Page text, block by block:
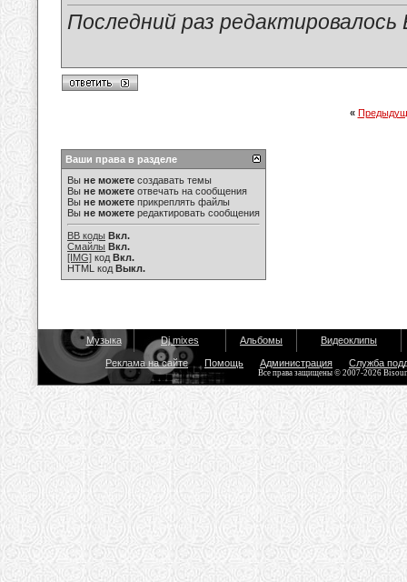
Последний раз
«
Ваши права в разделе
Вы не можете создавать темы
Вы не можете отвечать на сообщения
Вы не можете прикреплять файлы
Вы не можете редактировать сообщения
BB коды Вкл.
Смайлы Вкл.
[IMG] код Вкл.
HTML код Выкл.
Музыка Dj mixes Альбомы Видеоклипы
Реклама на сайте Помощь Администрация Служба
Все права защищены © 2007-2026